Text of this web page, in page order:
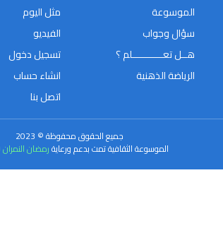
الموسوعة
سؤال وجواب
هــل تعـــــــــــلم ؟
الرياضة الذهنية
مثل اليوم
الفيديو
تسجيل دخول
انشاء حساب
اتصل بنا
جميع الحقوق محفوظة © 2023
الموسوعة الثقافية تمت بدعم ورعايةرمضان النمران